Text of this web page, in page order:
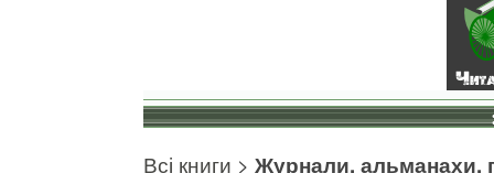
Всі книги > Журнали, альманахи,